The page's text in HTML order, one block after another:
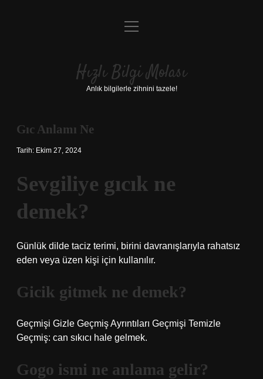
Anasayfa
Yasal Uyarı
menüyü
Hızlı Bilgi Molası
Anlık bilgilerle zihnini tazele!
Gıc Anlamı Ne
Tarih: Ekim 27, 2024
Sevgiliye gıcık ne
demek?
Günlük dilde taciz terimi, birini davranışlarıyla rahatsız
eden veya üzen kişi için kullanılır.
Gicik gitmek ne demek?
Geçmişi Gizle Geçmiş Ayrıntıları Geçmişi Temizle
Geçmiş: can sıkıcı hale gelmek.
Gogo ismi ne anlama gelir?